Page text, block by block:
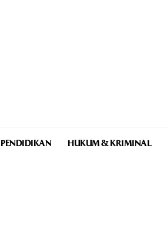
PENDIDIKAN HUKUM & KRIMINAL